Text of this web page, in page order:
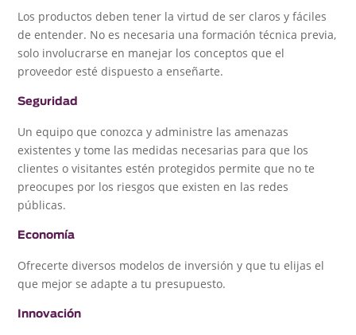
Los productos deben tener la virtud de ser claros y fáciles
de entender. No es necesaria una formación técnica previa,
solo involucrarse en manejar los conceptos que el
proveedor esté dispuesto a enseñarte.
Seguridad
Un equipo que conozca y administre las amenazas
existentes y tome las medidas necesarias para que los
clientes o visitantes estén protegidos permite que no te
preocupes por los riesgos que existen en las redes
públicas.
Economía
Ofrecerte diversos modelos de inversión y que tu elijas el
que mejor se adapte a tu presupuesto.
Innovación